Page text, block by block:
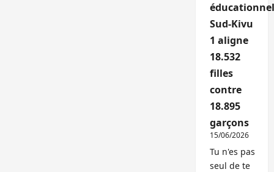
Sud-Kivu
1 aligne
18.532
filles
contre
18.895
garçons
15/06/2026
Tu n'es pas
seul de te